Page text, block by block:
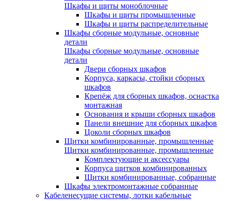
Шкафы и щиты моноблочные
Шкафы и щиты промышленные
Шкафы и щиты распределительные
Шкафы сборные модульные, основные
детали
Шкафы сборные модульные, основные
детали
Двери сборных шкафов
Корпуса, каркасы, стойки сборных
шкафов
Крепёж для сборных шкафов, оснастка
монтажная
Основания и крыши сборных шкафов
Панели внешние для сборных шкафов
Цоколи сборных шкафов
Щитки комбинированные, промышленные
Щитки комбинированные, промышленные
Комплектующие и аксессуары
Корпуса щитков комбинированных
Щитки комбинированные, собранные
Шкафы электромонтажные собранные
Кабеленесущие системы, лотки кабельные